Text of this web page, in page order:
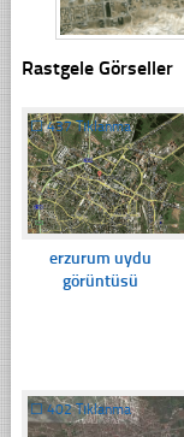
Rastgele Görseller
☐437 Tıklanma
erzurum uydu
görüntüsü
☐ 402 Tıklanma